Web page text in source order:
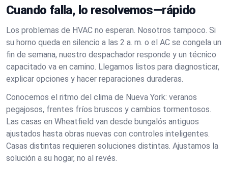
Cuando falla, lo resolvemos—rápido
Los problemas de HVAC no esperan. Nosotros tampoco. Si
su horno queda en silencio a las 2 a. m. o el AC se congela un
fin de semana, nuestro despachador responde y un técnico
capacitado va en camino. Llegamos listos para diagnosticar,
explicar opciones y hacer reparaciones duraderas.
Conocemos el ritmo del clima de Nueva York: veranos
pegajosos, frentes fríos bruscos y cambios tormentosos.
Las casas en Wheatfield van desde bungalós antiguos
ajustados hasta obras nuevas con controles inteligentes.
Casas distintas requieren soluciones distintas. Ajustamos la
solución a su hogar, no al revés.